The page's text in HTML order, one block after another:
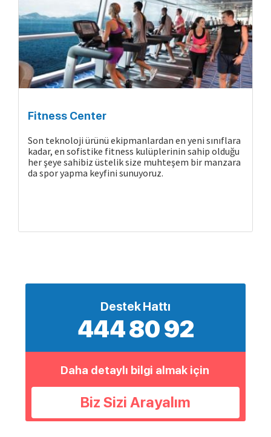
Gemide Yaşam
Fitness Center
Son teknoloji ürünü ekipmanlardan en yeni sınıflara
kadar, en sofistike fitness kulüplerinin sahip olduğu
her şeye sahibiz üstelik size muhteşem bir manzara
da spor yapma keyfini sunuyoruz.
Destek Hattı
444 80 92
Daha detaylı bilgi almak için
Biz Sizi Arayalım